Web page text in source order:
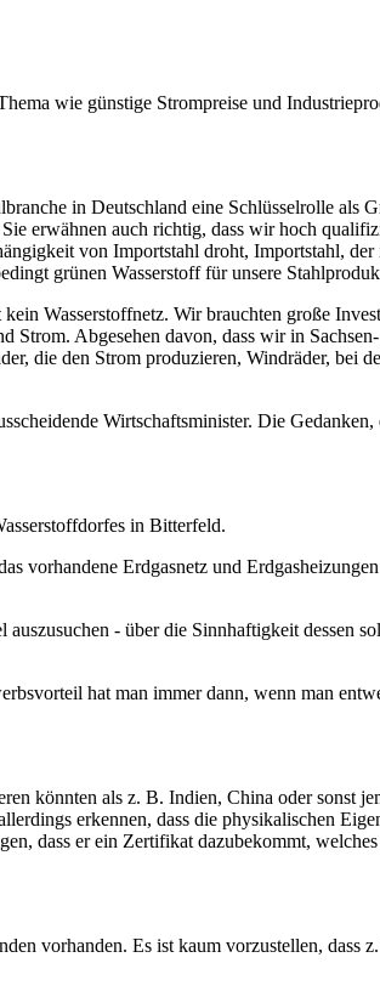
wie günstige Strompreise und
in Deutschland eine Schlüsselrolle als
erwähnen auch richtig, dass wir hoch
von Importstahl droht, Importstahl,
grünen Wasserstoff für unsere
Wasserstoffnetz. Wir brauchten große
Strom. Abgesehen davon, dass wir in
die den Strom produzieren, Windräder, bei
Wirtschaftsminister. Die
in Bitterfeld.
vorhandene Erdgasnetz und
- über die Sinnhaftigkeit dessen
hat man immer dann, wenn man
könnten als z. B. Indien, China oder sonst
erkennen, dass die physikalischen
dass er ein Zertifikat dazubekommt,
vorhanden. Es ist kaum vorzustellen, dass